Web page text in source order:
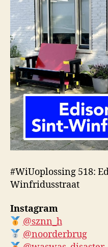
#WiUoplossing 518:
Winfridusstraat
Instagram
@sznn_h
@noorderbrug